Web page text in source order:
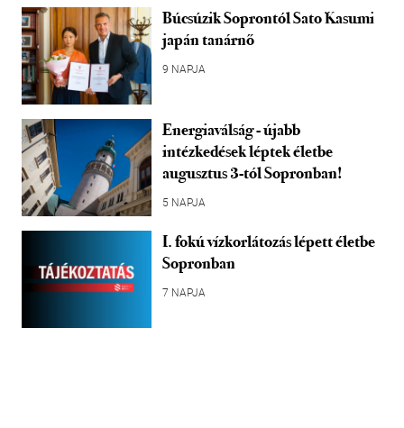
Búcsúzik Soprontól Sato Kasumi
japán tanárnő
9 NAPJA
Energiaválság - újabb
intézkedések léptek életbe
augusztus 3-tól Sopronban!
5 NAPJA
I. fokú vízkorlátozás lépett életbe
Sopronban
7 NAPJA